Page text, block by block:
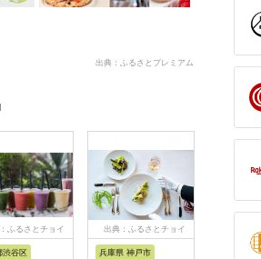
出典：ふるさとプレミアム
ふるさとチョイ
渋谷区
出典：ふるさとチョイ
兵庫県 神戸市
京都 府京